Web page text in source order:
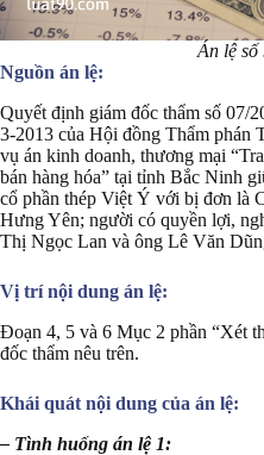
Án lệ số
Nguồn án lệ:
Quyết định giám đốc thẩm số
3-2013 của Hội đồng Thẩm phán
vụ án kinh doanh, thương mại
bán hàng hóa” tại tỉnh Bắc Ninh
cổ phần thép Việt Ý với bị đơn là
Hưng Yên; người có quyền lợi,
Thị Ngọc Lan và ông Lê Văn
Vị trí nội dung án lệ:
Đoạn 4, 5 và 6 Mục 2 phần “Xét
đốc thẩm nêu trên.
Khái quát nội dung của án lệ:
– Tình huống án lệ 1: